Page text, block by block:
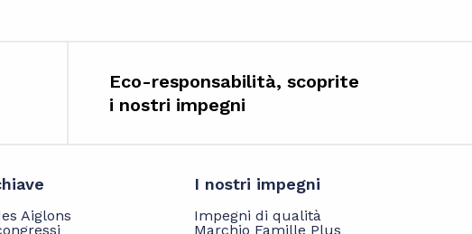
Eco-responsabilità, scoprite
i nostri impegni
Aiglons
I nostri impegni
Impegni di qualità
Marchio Famille Plus